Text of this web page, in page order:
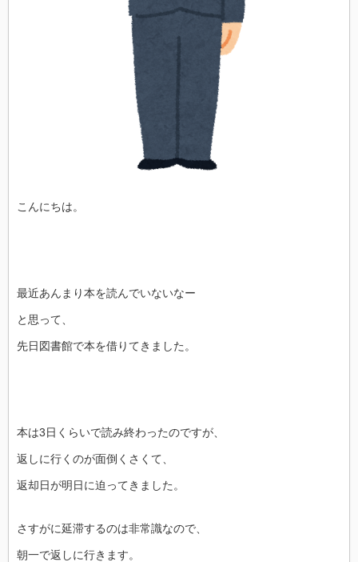
こんにちは。
最近あんまり本を読んでいないなー
と思って、
先日図書館で本を借りてきました。
本は3日くらいで読み終わったのですが、
返しに行くのが面倒くさくて、
返却日が明日に迫ってきました。
さすがに延滞するのは非常識なので、
朝一で返しに行きます。